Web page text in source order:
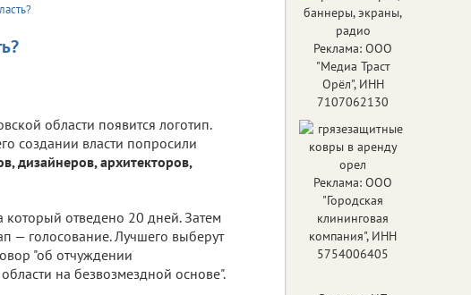
области появится логотип.
создании власти попросили
дизайнеров, архитекторов,
который отведено 20 дней. Затем
— голосование. Лучшего выберут
"об отчуждении
на безвозмездной основе".
Реклама: ООО
"Медиа Траст
Орёл", ИНН
7107062130
Реклама: ООО
"Городская
клининговая
компания", ИНН
5754006405